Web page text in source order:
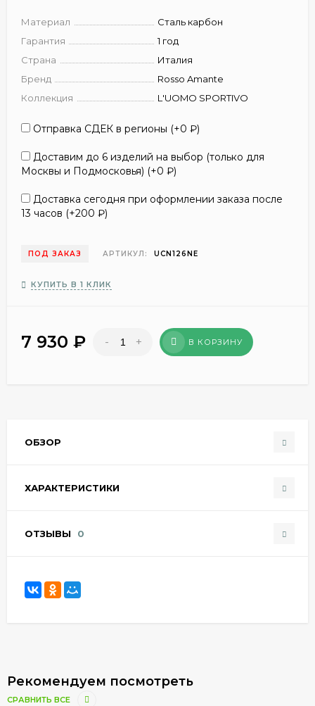
Материал
Сталь карбон
Гарантия
1 год
Страна
Италия
Бренд
Rosso Amante
Коллекция
L'UOMO SPORTIVO
Отправка СДЕК в регионы (+0 ₽)
Доставим до 6 изделий на выбор (только для
Москвы и Подмосковья) (+0 ₽)
Доставка сегодня при оформлении заказа после
13 часов (+200 ₽)
ПОД ЗАКАЗ АРТИКУЛ: UCN126NE
КУПИТЬ В 1 КЛИК
7 930 ₽ - + В КОРЗИНУ
ОБЗОР
ХАРАКТЕРИСТИКИ
ОТЗЫВЫ 0
Рекомендуем посмотреть
СРАВНИТЬ ВСЕ